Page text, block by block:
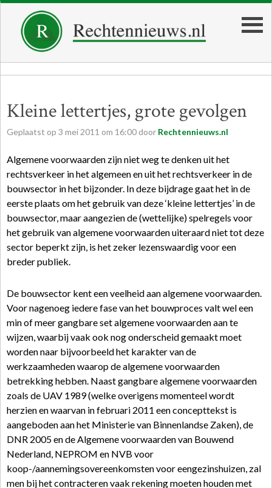
Kleine lettertjes, grote gevolgen
Geplaatst op 3 mei 2011 om 16:00 door Rechtennieuws.nl
Algemene voorwaarden zijn niet weg te denken uit het
rechtsverkeer in het algemeen en uit het rechtsverkeer in de
bouwsector in het bijzonder. In deze bijdrage gaat het in de
eerste plaats om het gebruik van deze ‘kleine lettertjes’ in de
bouwsector, maar aangezien de (wettelijke) spelregels voor
het gebruik van algemene voorwaarden uiteraard niet tot deze
sector beperkt zijn, is het zeker lezenswaardig voor een
breder publiek.
De bouwsector kent een veelheid aan algemene voorwaarden.
Voor nagenoeg iedere fase van het bouwproces valt wel een
min of meer gangbare set algemene voorwaarden aan te
wijzen, waarbij vaak ook nog onderscheid gemaakt moet
worden naar bijvoorbeeld het karakter van de
werkzaamheden waarop de algemene voorwaarden
betrekking hebben. Naast gangbare algemene voorwaarden
zoals de UAV 1989 (welke overigens momenteel wordt
herzien en waarvan in februari 2011 een concepttekst is
aangeboden aan het Ministerie van Binnenlandse Zaken), de
DNR 2005 en de Algemene voorwaarden van Bouwend
Nederland, NEPROM en NVB voor
koop-/aannemingsovereenkomsten voor eengezinshuizen, zal
men bij het contracteren vaak rekening moeten houden met